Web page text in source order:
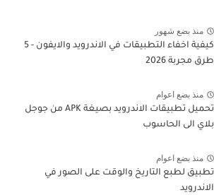
منذ بضع شهور
كيفية اخفاء التطبيقات في الاندرويد والايفون - 5
طرق مجربة 2026
منذ بضع اعوام
تحميل تطبيقات الاندرويد بصيغة APK من جوجل
بلاي الى الحاسوب
منذ بضع اعوام
تطبيق لطبع التاريخ والوقت على الصور في
الاندرويد